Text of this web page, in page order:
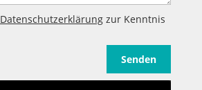
Datenschutzerklärungzur Kenntnis